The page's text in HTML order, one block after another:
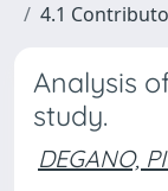
4.1
Analysis
study.
DEGANO,